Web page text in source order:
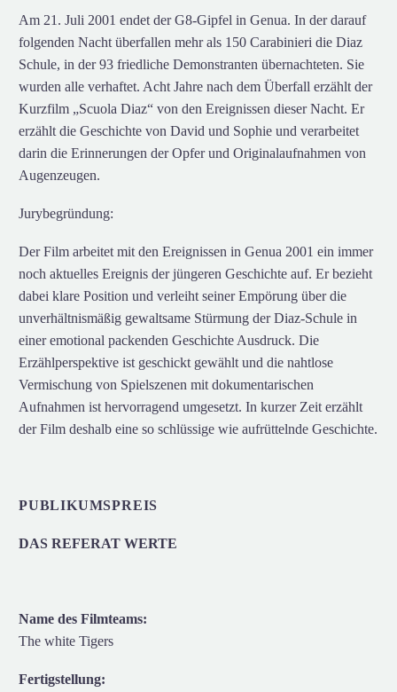
Am 21. Juli 2001 endet der G8-Gipfel in Genua. In der darauf
folgenden Nacht überfallen mehr als 150 Carabinieri die Diaz
Schule, in der 93 friedliche Demonstranten übernachteten. Sie
wurden alle verhaftet. Acht Jahre nach dem Überfall erzählt der
Kurzfilm „Scuola Diaz“ von den Ereignissen dieser Nacht. Er
erzählt die Geschichte von David und Sophie und verarbeitet
darin die Erinnerungen der Opfer und Originalaufnahmen von
Augenzeugen.
Jurybegründung:
Der Film arbeitet mit den Ereignissen in Genua 2001 ein immer
noch aktuelles Ereignis der jüngeren Geschichte auf. Er bezieht
dabei klare Position und verleiht seiner Empörung über die
unverhältnismäßig gewaltsame Stürmung der Diaz-Schule in
einer emotional packenden Geschichte Ausdruck. Die
Erzählperspektive ist geschickt gewählt und die nahtlose
Vermischung von Spielszenen mit dokumentarischen
Aufnahmen ist hervorragend umgesetzt. In kurzer Zeit erzählt
der Film deshalb eine so schlüssige wie aufrüttelnde Geschichte.
PUBLIKUMSPREIS
DAS REFERAT WERTE
Name des Filmteams:
The white Tigers
Fertigstellung: